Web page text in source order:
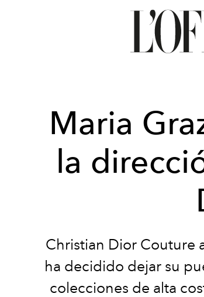
Maria
la
Christian Dior Couture
ha decidido dejar su
colecciones de alta